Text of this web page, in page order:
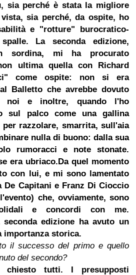
sia perché è stata la migliore
sia perché, da ospite, ho
e "rotture" burocratico-
La seconda edizione,
sordina, mi ha procurato
ultima quella con Richard
come ospite: non si era
Balletto che avrebbe dovuto
noi e inoltre, quando l'ho
sul palco come una gallina
razzolare, smarrita, sull'aia
nulla di buono: dalla sua
rumoracci e note stonate.
era ubriaco. Da quel momento
con lui, e mi sono lamentato
De Capitani e Franz Di Cioccio
che, ovviamente, sono
e concordi con me.
seconda edizione ha avuto un
importanza storica.
il successo del primo e quello
del secondo?
tutti. I presupposti